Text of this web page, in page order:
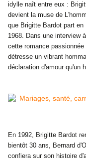
idylle naît entre eux :
devient la muse de
que Brigitte Bardot part
1968. Dans une interview
cette romance
détresse un vibrant
déclaration d'amour qu'un
En 1992, Brigitte Bardot
bientôt 30 ans, Bernard
confiera sur son histoire